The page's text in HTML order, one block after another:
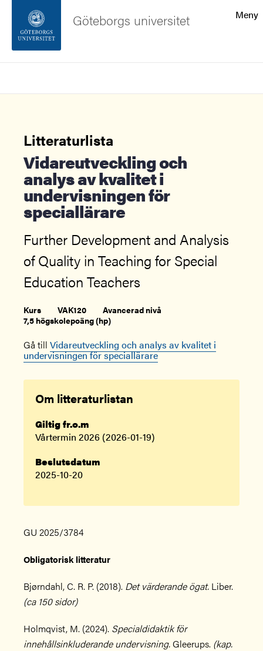
Sidfoten
Meny
Göteborgs universitet
Litteraturlista
Vidareutveckling och
analys av kvalitet i
undervisningen för
speciallärare
Further Development and Analysis
of Quality in Teaching for Special
Education Teachers
Kurs VAK120
Avancerad nivå
7,5 högskolepoäng (hp)
Gå till Vidareutveckling och analys av kvalitet i
undervisningen för speciallärare
Om litteraturlistan
Giltig fr.o.m
Vårtermin 2026 (2026-01-19)
Beslutsdatum
2025-10-20
GU 2025/3784
Obligatorisk litteratur
Bjørndahl, C. R. P. (2018). Det värderande ögat. Liber.
(ca 150 sidor)
Holmqvist, M. (2024). Specialdidaktik för
innehållsinkluderande undervisning.Gleerups. (kap.